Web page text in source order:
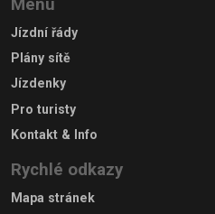
Menu
Jízdní řády
Plány sítě
Jízdenky
Pro turisty
Kontakt & Info
Rychlé odkazy
Mapa stránek